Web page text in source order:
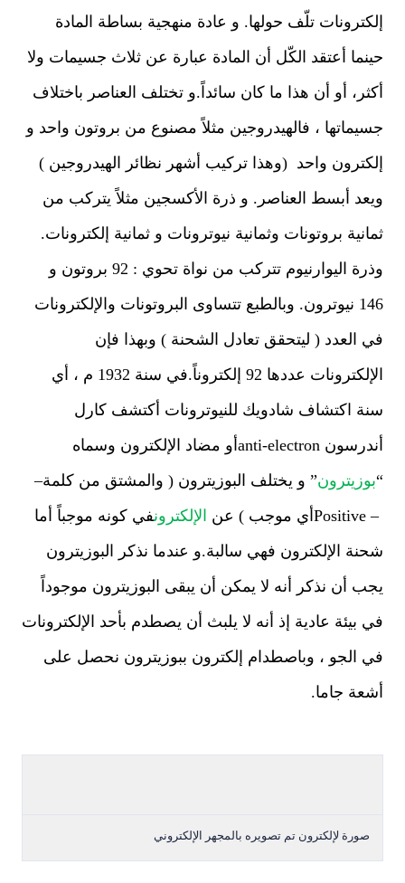
إلكترونات تلّف حولها. و عادة منهجية بساطة المادة
حينما أعتقد الكّل أن المادة عبارة عن ثلاث جسيمات ولا
أكثر، أو أن هذا ما كان سائداً.و تختلف العناصر باختلاف
جسيماتها ، فالهيدروجين مثلاً مصنوع من بروتون واحد و
إلكترون واحد (وهذا تركيب أشهر نظائر الهيدروجين )
ويعد أبسط العناصر. و ذرة الأكسجين مثلاً يتركب من
ثمانية بروتونات وثمانية نيوترونات و ثمانية إلكترونات.
وذرة اليوارنيوم
تتركب من نواة تحوي : 92 بروتون و
146 نيوترون. وبالطبع تتساوى البروتونات
والإلكترونات
في العدد ( ليتحقق تعادل الشحنة ) وبهذا فإن
الإلكترونات عددها 92 إلكتروناً
.
في سنة 1932 م ، أي
سنة اكتشاف شادويك للنيوترونات أكتشف كارل
أندرسون anti-electronأو مضاد الإلكترون وسماه
“بوزيترون” و يختلف البوزيترون ( والمشتق من كلمة–
Positive –أي موجب ) عن الإلكترونفي كونه موجباً أما
شحنة الإلكترون فهي سالبة.و عندما نذكر البوزيترون
يجب أن نذكر أنه لا يمكن أن يبقى البوزيترون موجوداً
في بيئة عادية إذ أنه لا يلبث أن يصطدم بأحد الإلكترونات
في الجو ، وباصطدام إلكترون ببوزيترون نحصل على
أشعة جاما.
صورة لإلكترون تم تصويره بالمجهر الإلكتروني